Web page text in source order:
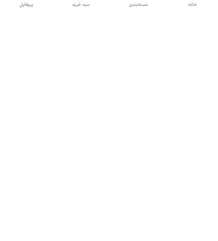
پروفایل سبد خرید دسته‌بندی خانه